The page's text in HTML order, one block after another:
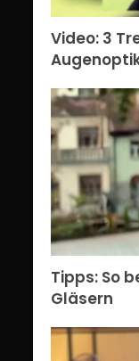
Video: 3
Tipps: So
Gläsern